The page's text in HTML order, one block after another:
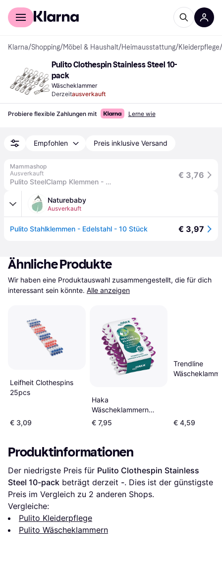
Für Shopper
Klarna/Shopping/Möbel & Haushalt/Heimausstattung/Kleiderpflege/
Pulito Clothespin Stainless Steel 10-
pack
Wäscheklammer
Derzeitausverkauft
Probiere flexible Zahlungen mit Lerne wie
Empfohlen Preis inklusive Versand
Mammashop
Ausverkauft
Pulito SteelClamp Klemmen - Edelstahl - 10 Stück
€ 3,76
Naturebaby
Ausverkauft
Pulito Stahlklemmen - Edelstahl - 10 Stück € 3,97
Ähnliche Produkte
Wir haben eine Produktauswahl zusammengestellt, die für dich
interessant sein könnte. Alle anzeigen
Leifheit Clothespins
25pcs
€ 3,09
Haka
Wäscheklammern
Brombeer Weiß
€ 7,95
Trendline
€ 4,59
Produktinformationen
Der niedrigste Preis für Pulito Clothespin Stainless
Steel 10-pack beträgt derzeit -. Dies ist der günstigste
Preis im Vergleich zu 2 anderen Shops.
Vergleiche:
Pulito Kleiderpflege
Pulito Wäscheklammern